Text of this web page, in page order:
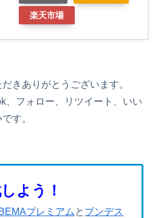
楽天市場
きありがとうございます。
、フォロー、リツイート、いい
す。
よう！
プレミアム と ブンデス